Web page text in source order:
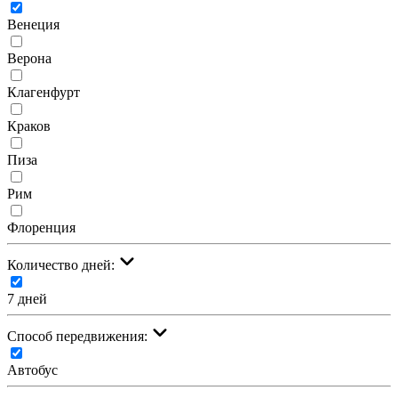
Венеция
Верона
Клагенфурт
Краков
Пиза
Рим
Флоренция
Количество дней:
7 дней
Cпособ передвижения:
Автобус